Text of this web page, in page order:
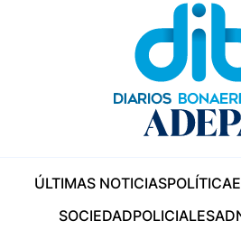
ÚLTIMAS NOTICIASPOLÍTICA
SOCIEDADPOLICIALES